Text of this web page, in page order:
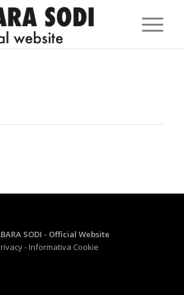
SODI - Official Website
- Informativa Cookie